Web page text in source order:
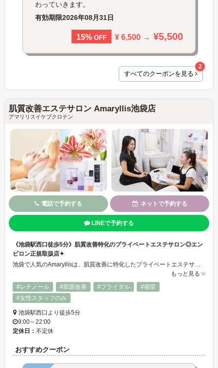
わっていきます。
有効期限2026年08月31日
15% OFF ¥ 6,500 → ¥5,500
すべてのクーポンを見る
2
肌質改善エステサロン Amaryllis池袋店
アマリリスイケブクロテン
電話で予約する ネットで予約する
LINEで予約する
《池袋駅西口徒歩5分》肌質改善特化のプライベートエステサロン◎エン
ビロン正規取扱店✦
池袋で人気のAmaryllisは、肌質改善に特化したプライベートエステサロン。エンビロンとプラズマ導入を組み合わせ、毛穴・くすみ・たるみ・ニキビなど幅広い肌悩みに丁寧にアプローチします。完全個室の落ち着いた空間で、経験豊富なスタッフが一人ひとりに寄り添い、結果重視の本格ケアをご提供。自然な透明感とツヤを引き出し、自信が持てる素肌へ導きます。韓国発で話題のレモンボトル使用の痩身メニューもございます◎
もっと見る
#レチノール
#肌質改善 #ブライダル
#個室
#女性スタッフのみ
池袋駅西口より徒歩5分
9:00～22:00
定休日： 不定休
おすすめクーポン